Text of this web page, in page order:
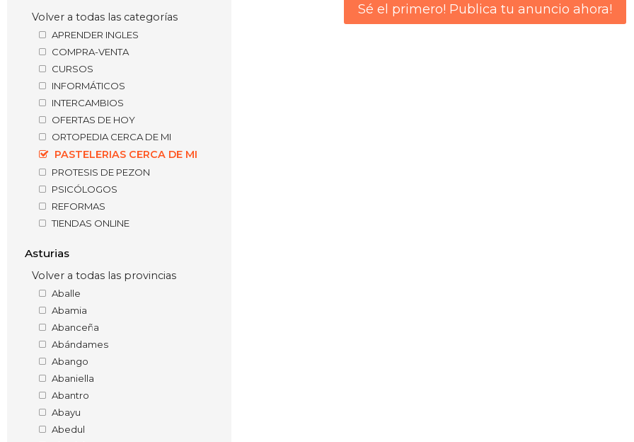
Volver a todas las categorías
APRENDER INGLES
COMPRA-VENTA
CURSOS
INFORMÁTICOS
INTERCAMBIOS
OFERTAS DE HOY
ORTOPEDIA CERCA DE MI
PASTELERIAS CERCA DE MI
PROTESIS DE PEZON
PSICÓLOGOS
REFORMAS
TIENDAS ONLINE
Asturias
Volver a todas las provincias
Aballe
Abamia
Abanceña
Abándames
Abango
Abaniella
Abantro
Abayu
Abedul
Sé el primero! Publica tu anuncio ahora!